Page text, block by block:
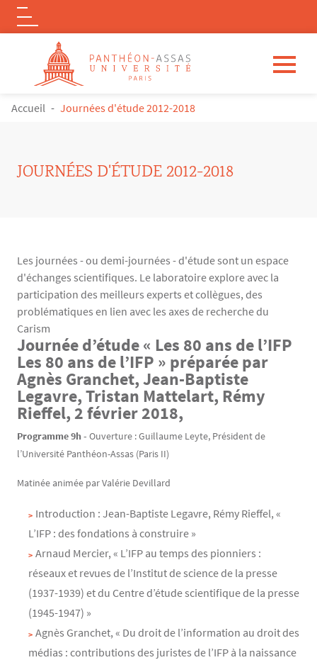
Aller au contenu principal
Logo
FIL D'ARIANE
Accueil Journées d'étude 2012-2018
JOURNÉES D'ÉTUDE 2012-2018
Les journées - ou demi-journées - d'étude sont un espace
d'échanges scientifiques. Le laboratoire explore avec la
participation des meilleurs experts et collègues, des
problématiques en lien avec les axes de recherche du
Carism
Contenu
Texte
Journée d’étude « Les 80 ans de l’IFP
Les 80 ans de l’IFP » préparée par
Agnès Granchet, Jean-Baptiste
Legavre, Tristan Mattelart, Rémy
Rieffel, 2 février 2018,
Programme 9h - Ouverture : Guillaume Leyte, Président de
l’Université Panthéon-Assas (Paris II)
Matinée animée par Valérie Devillard
Introduction : Jean-Baptiste Legavre, Rémy Rieffel, «
L’IFP : des fondations à construire »
Arnaud Mercier, « L’IFP au temps des pionniers :
réseaux et revues de l’Institut de science de la presse
(1937-1939) et du Centre d’étude scientifique de la presse
(1945-1947) »
Agnès Granchet, « Du droit de l’information au droit des
médias : contributions des juristes de l’IFP à la naissance